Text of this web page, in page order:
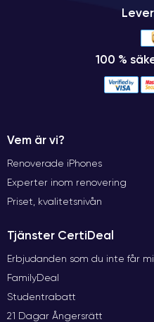
100 %
Vem är vi?
Renoverade iPhones
Experter inom renovering
Priset, kvalitetsnivån
Tjänster CertiDeal
Erbjudanden som du inte får
FamilyDeal
Studentrabatt
21 Dagar Ångersrätt